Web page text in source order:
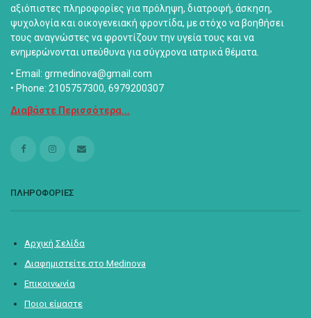
αξιόπιστες πληροφορίες για πρόληψη, διατροφή, άσκηση,
ψυχολογία και οικογενειακή φροντίδα, με στόχο να βοηθήσει
τους αναγνώστες να φροντίζουν την υγεία τους και να
ενημερώνονται υπεύθυνα για σύγχρονα ιατρικά θέματα.
• Email: grmedinova@gmail.com
• Phone: 2105757300, 6979200307
Διαβάστε Περισσότερα...
ΠΛΗΡΟΦΟΡΙΕΣ
Αρχική Σελίδα
Διαφημιστείτε στο Medinova
Επικοινωνία
Ποιοι είμαστε